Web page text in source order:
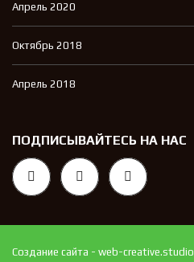
Апрель 2020
Октябрь 2018
Апрель 2018
ПОДПИСЫВАЙТЕСЬ НА НАС
Создание сайта - web-creative.studio